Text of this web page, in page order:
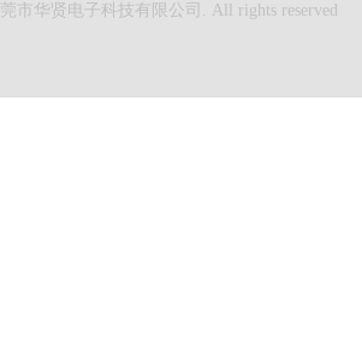
市华贤电子科技有限公司. All rights reserved